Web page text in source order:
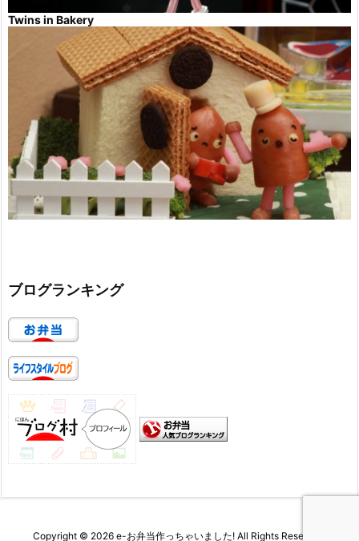
Twins in Bakery
ブログランキング
Copyright © 2026 e-お弁当作っちゃいました! All Rights Reserved.